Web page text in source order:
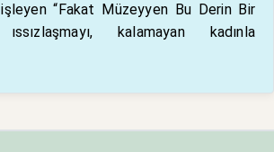
“Fakat Müzeyyen Bu Derin Bir
kalamayan kadınla